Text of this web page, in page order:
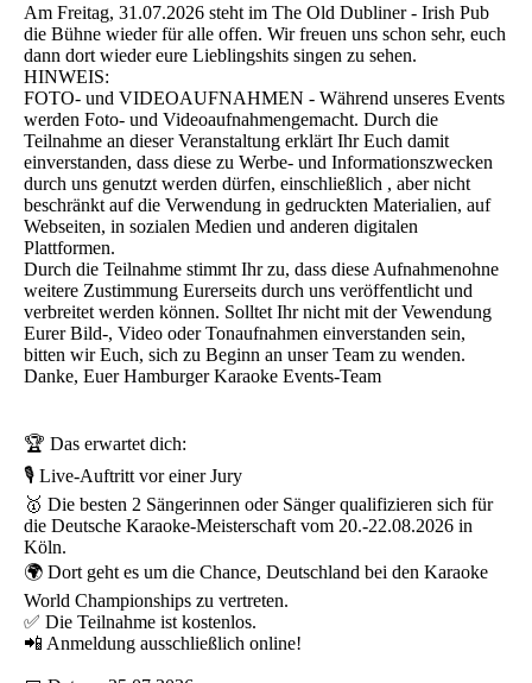
Am Freitag, 31.07.2026 steht im The Old Dubliner - Irish Pub
die Bühne wieder für alle offen. Wir freuen uns schon sehr, euch
dann dort wieder eure Lieblingshits singen zu sehen.
HINWEIS:
FOTO- und VIDEOAUFNAHMEN - Während unseres Events
werden Foto- und Videoaufnahmengemacht. Durch die
Teilnahme an dieser Veranstaltung erklärt Ihr Euch damit
einverstanden, dass diese zu Werbe- und Informationszwecken
durch uns genutzt werden dürfen, einschließlich , aber nicht
beschränkt auf die Verwendung in gedruckten Materialien, auf
Webseiten, in sozialen Medien und anderen digitalen
Plattformen.
Durch die Teilnahme stimmt Ihr zu, dass diese Aufnahmenohne
weitere Zustimmung Eurerseits durch uns veröffentlicht und
verbreitet werden können. Solltet Ihr nicht mit der Vewendung
Eurer Bild-, Video oder Tonaufnahmen einverstanden sein,
bitten wir Euch, sich zu Beginn an unser Team zu wenden.
Danke, Euer Hamburger Karaoke Events-Team
🏆 Das erwartet dich:
🎙️ Live-Auftritt vor einer Jury
🥇 Die besten 2 Sängerinnen oder Sänger qualifizieren sich für
die Deutsche Karaoke-Meisterschaft vom 20.-22.08.2026 in
Köln.
🌍 Dort geht es um die Chance, Deutschland bei den Karaoke
World Championships zu vertreten.
✅ Die Teilnahme ist kostenlos.
📲 Anmeldung ausschließlich online!